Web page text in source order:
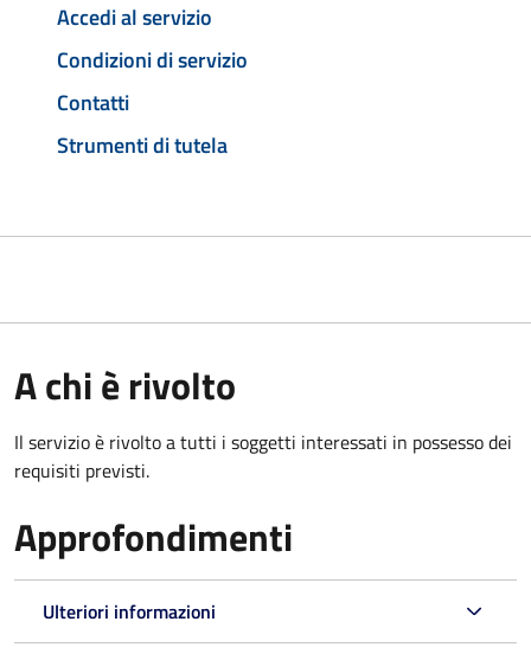
Accedi al servizio
Condizioni di servizio
Contatti
Strumenti di tutela
A chi è rivolto
Il servizio è rivolto a tutti i soggetti interessati in possesso dei
requisiti previsti.
Approfondimenti
Ulteriori informazioni